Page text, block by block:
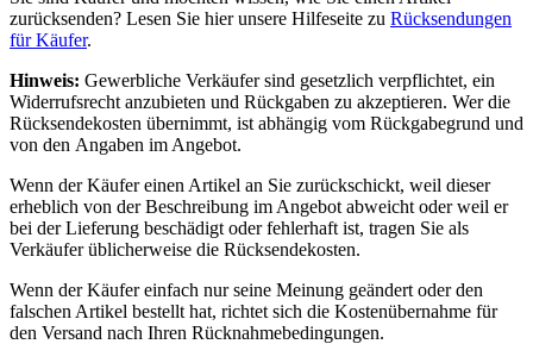
zurücksenden? Lesen Sie hier unsere Hilfeseite zu Rücksendungen
für Käufer.
Hinweis: Gewerbliche Verkäufer sind gesetzlich verpflichtet, ein
Widerrufsrecht anzubieten und Rückgaben zu akzeptieren. Wer die
Rücksendekosten übernimmt, ist abhängig vom Rückgabegrund und
von den Angaben im Angebot.
Wenn der Käufer einen Artikel an Sie zurückschickt, weil dieser
erheblich von der Beschreibung im Angebot abweicht oder weil er
bei der Lieferung beschädigt oder fehlerhaft ist, tragen Sie als
Verkäufer üblicherweise die Rücksendekosten.
Wenn der Käufer einfach nur seine Meinung geändert oder den
falschen Artikel bestellt hat, richtet sich die Kostenübernahme für
den Versand nach Ihren Rücknahmebedingungen.